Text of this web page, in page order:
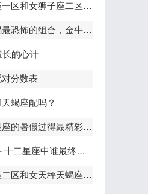
区和女狮子座二区配对
的组合，金牛女注定被天蝎男虐死
长的心计
分数表
蝎座配吗？
暑假过得最精彩 有你吗
星座中谁最终能母仪天下
区和女天秤天蝎座配对